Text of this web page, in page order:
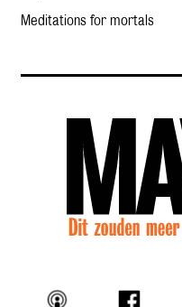
Meditations for mortals